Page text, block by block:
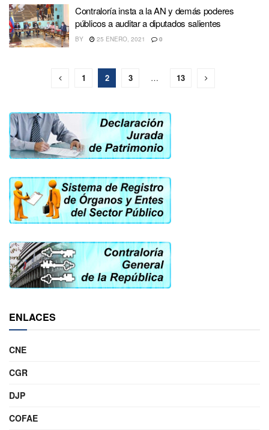
Contraloría insta a la AN y demás poderes
públicos a auditar a diputados salientes
BY 25 ENERO, 2021 0
1 2 3 … 13
ENLACES
CNE
CGR
DJP
COFAE